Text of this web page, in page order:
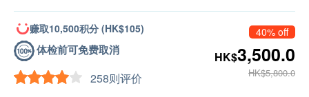
赚取10,500积分 (HK$105)
体检前可免费取消
258则评价
40% off
HK$3,500.0
HK$5,800.0